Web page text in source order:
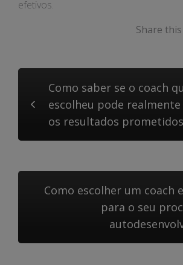
efetivos.
Share
Como saber se o coach
escolheu pode
os resultados prometidos
Como escolher um coach
para o seu